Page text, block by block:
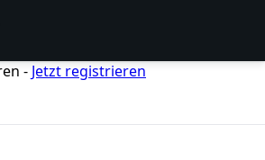
- Jetzt registrieren